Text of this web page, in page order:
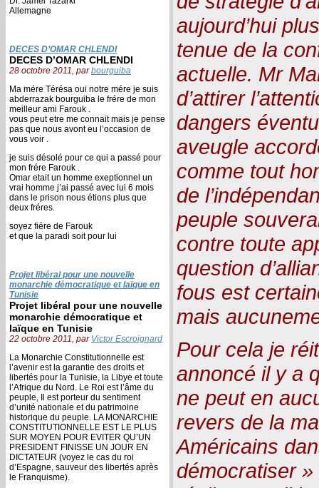
Allemagne
DECES D’OMAR CHLENDI
DECES D’OMAR CHLENDI
28 octobre 2011, parbourguiba
Ma mére Térésa oui notre mére je suis
abderrazak bourguiba le frére de mon
meilleur ami Farouk .
vous peut etre me connait mais je pense
pas que nous avont eu l’occasion de
vous voir .
je suis désolé pour ce qui a passé pour
mon frére Farouk .
Omar etait un homme exeptionnel un
vrai homme j’ai passé avec lui 6 mois
dans le prison nous étions plus que
deux fréres.
soyez fiére de Farouk
et que la paradi soit pour lui
Projet libéral pour une nouvelle
monarchie démocratique et laïque en
Tunisie
Projet libéral pour une nouvelle
monarchie démocratique et
laïque en Tunisie
22 octobre 2011, par Victor Escroignard
La Monarchie Constitutionnelle est
l’avenir est la garantie des droits et
libertés pour la Tunisie, la Libye et toute
l’Afrique du Nord. Le Roi est l’âme du
peuple, Il est porteur du sentiment
d’unité nationale et du patrimoine
historique du peuple. LA MONARCHIE
CONSTITUTIONNELLE EST LE PLUS
SUR MOYEN POUR EVITER QU’UN
PRESIDENT FINISSE UN JOUR EN
DICTATEUR (voyez le cas du roi
d’Espagne, sauveur des libertés après
le Franquisme).
aujourd’hui
tenue de la
actuelle. Mr
d’attirer
dangers
aveugle
comme tout
de
peuple
contre toute
question
fous est
mais
Pour cela je
annoncé il y a
ne peut en
revers de la
Américains
démocratiser